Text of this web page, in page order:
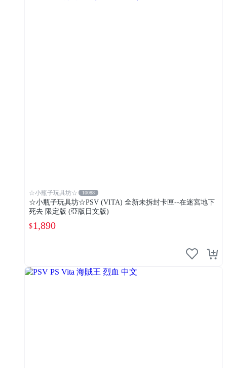
☆小瓶子玩具坊☆ 10088
☆小瓶子玩具坊☆PSV (VITA) 全新未拆封卡匣--在迷宮地下
死去 限定版 (亞版日文版)
$1,890